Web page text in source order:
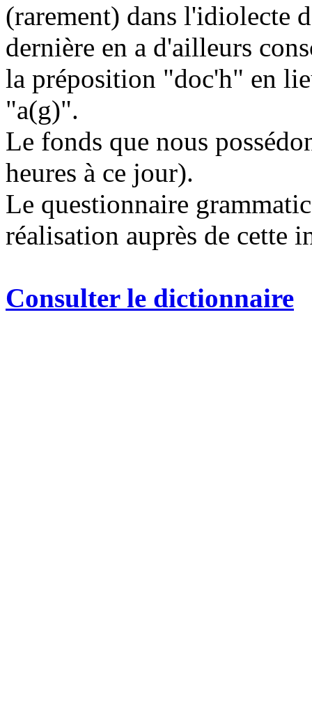
(rarement) dans l'idiolecte
dernière en a d'ailleurs
la préposition "doc'h" en
"a(g)".
Le fonds que nous
heures à ce jour).
Le questionnaire
réalisation auprès de cette
Consulter le dictionnaire